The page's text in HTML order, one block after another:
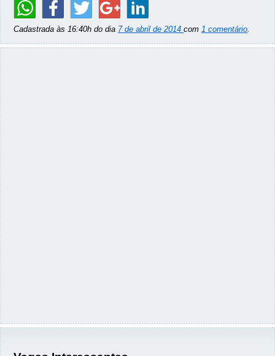
Cadastrada às 16:40h do dia 7 de abril de 2014 com 1 comentário.